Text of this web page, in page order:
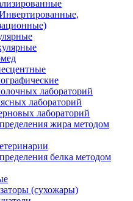
лабораторий
лабораторий
лабораторий
жира методом
белка методом
(сухожары)